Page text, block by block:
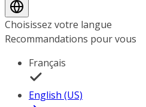
Choisissez votre langue
Recommandations pour vous
Français
English (US)